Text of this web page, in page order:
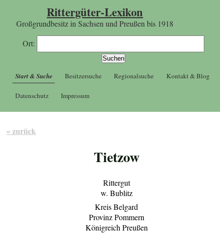
Rittergüter-Lexikon
Großgrundbesitz in Sachsen und Preußen bis 1918
Ort:
Start & Suche Besitzersuche Regionalsuche Kontakt & Blog
Datenschutz Impressum
« zurück
Tietzow
Rittergut
w. Bublitz
Kreis Belgard
Provinz Pommern
Königreich Preußen